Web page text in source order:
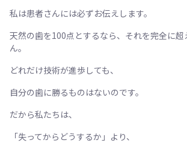
私は患者さんには必ずお伝えします。
天然の歯を100点とするなら、それを完全に
ん。
どれだけ技術が進歩しても、
自分の歯に勝るものはないのです。
だから私たちは、
「失ってからどうするか」より、